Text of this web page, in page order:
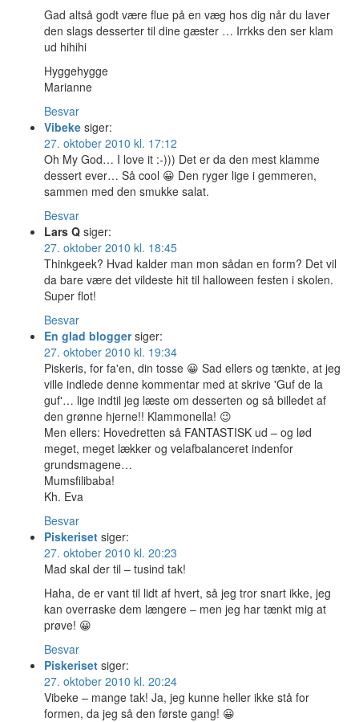
Gad altså godt være flue på en væg hos dig når du laver
den slags desserter til dine gæster … Irrkks den ser klam
ud hihihi
Hyggehygge
Marianne
Besvar
Vibeke siger:
27. oktober 2010 kl. 17:12
Oh My God… I love it :-))) Det er da den mest klamme
dessert ever… Så cool 😀 Den ryger lige i gemmeren,
sammen med den smukke salat.
Besvar
Lars Q siger:
27. oktober 2010 kl. 18:45
Thinkgeek? Hvad kalder man mon sådan en form? Det vil
da bare være det vildeste hit til halloween festen i skolen.
Super flot!
Besvar
En glad blogger siger:
27. oktober 2010 kl. 19:34
Piskeris, for fa'en, din tosse 😀 Sad ellers og tænkte, at jeg
ville indlede denne kommentar med at skrive 'Guf de la
guf'… lige indtil jeg læste om desserten og så billedet af
den grønne hjerne!! Klammonella! 😉
Men ellers: Hovedretten så FANTASTISK ud – og lød
meget, meget lækker og velafbalanceret indenfor
grundsmagene…
Mumsfilibaba!
Kh. Eva
Besvar
Piskeriset siger:
27. oktober 2010 kl. 20:23
Mad skal der til – tusind tak!
Haha, de er vant til lidt af hvert, så jeg tror snart ikke, jeg
kan overraske dem længere – men jeg har tænkt mig at
prøve! 😀
Besvar
Piskeriset siger:
27. oktober 2010 kl. 20:24
Vibeke – mange tak! Ja, jeg kunne heller ikke stå for
formen, da jeg så den første gang! 😀